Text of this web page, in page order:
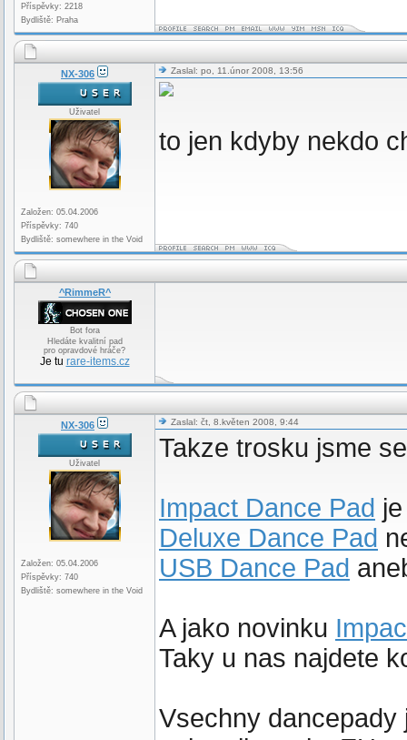
Příspěvky: 2218
Bydliště: Praha
NX-306
Uživatel
Založen: 05.04.2006
Příspěvky: 740
Bydliště: somewhere in the Void
Zaslal: po, 11.únor 2008, 13:56
to jen kdyby nekdo
^RimmeR^
Bot fora
Hledáte kvalitní pad
pro opravdové hráče?
Je tu rare-items.cz
NX-306
Uživatel
Založen: 05.04.2006
Příspěvky: 740
Bydliště: somewhere in the Void
Zaslal: čt, 8.květen 2008, 9:44
Takze trosku jsme
Impact Dance Pad
Deluxe Dance Pad
USB Dance Pad
A jako novinku
Taky u nas najdete
Vsechny dancepady